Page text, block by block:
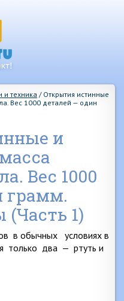
и техника / Открытия истинные
Вес 1000 деталей — один
и
Вес 1000
грамм.
1)
в обычных условиях в
только два — ртуть и